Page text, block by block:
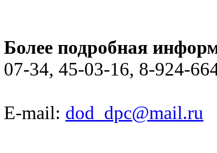
Более подробная
07-34, 45-03-16, 8-924-
E-mail: dod_dpc@mail.ru